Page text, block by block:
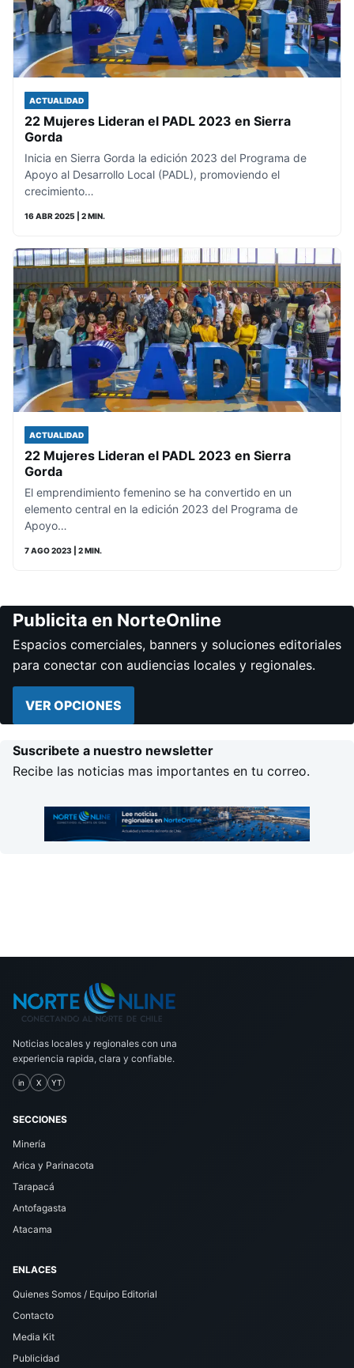
ACTUALIDAD
22 Mujeres Lideran el PADL 2023 en Sierra
Gorda
Inicia en Sierra Gorda la edición 2023 del Programa de
Apoyo al Desarrollo Local (PADL), promoviendo el
crecimiento…
16 ABR 2025 | 2 MIN.
ACTUALIDAD
22 Mujeres Lideran el PADL 2023 en Sierra
Gorda
El emprendimiento femenino se ha convertido en un
elemento central en la edición 2023 del Programa de
Apoyo…
7 AGO 2023 | 2 MIN.
Publicita en NorteOnline
Espacios comerciales, banners y soluciones editoriales
para conectar con audiencias locales y regionales.
VER OPCIONES
Suscribete a nuestro newsletter
Recibe las noticias mas importantes en tu correo.
Noticias locales y regionales con una
experiencia rapida, clara y confiable.
in X YT
SECCIONES
Minería
Arica y Parinacota
Tarapacá
Antofagasta
Atacama
ENLACES
Quienes Somos / Equipo Editorial
Contacto
Media Kit
Publicidad